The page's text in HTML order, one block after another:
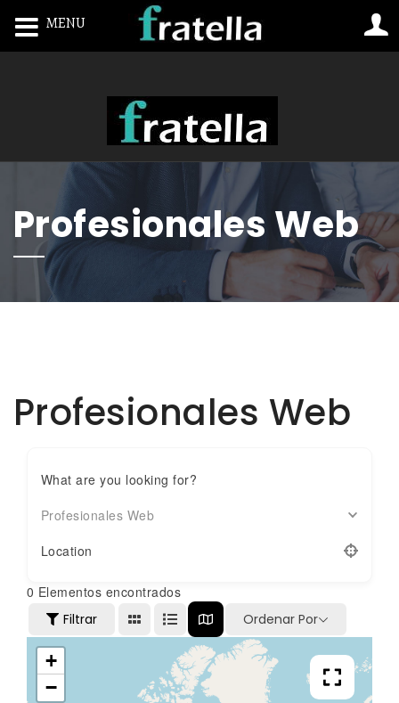
Profesionales Web
Profesionales Web
What are you looking for?
Profesionales Web
Location
0 Elementos encontrados
Filtrar
Ordenar Por
+
−
MENU